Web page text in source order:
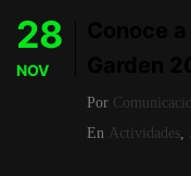
28
NOV
Por
En Actividades,